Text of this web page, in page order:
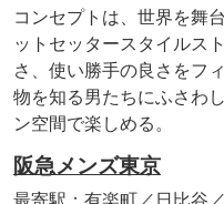
コンセプトは、世界を舞
ットセッタースタイルス
さ、使い勝手の良さをフ
物を知る男たちにふさわ
ン空間で楽しめる。
阪急メンズ東京